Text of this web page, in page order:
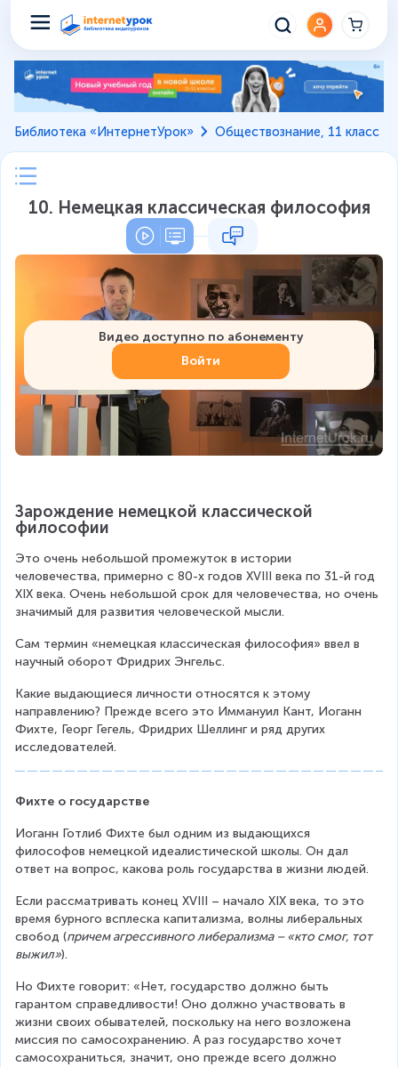
Библиотека «ИнтернетУрок» Обществознание, 11 класс
10. Немецкая классическая философия
Видео доступно по абонементу
Войти
Зарождение немецкой классической
философии
Это очень небольшой промежуток в истории
человечества, примерно с 80-х годов XVIII века по 31-й год
XIX века. Очень небольшой срок для человечества, но очень
значимый для развития человеческой мысли.
Сам термин «немецкая классическая философия» ввел в
научный оборот Фридрих Энгельс.
Какие выдающиеся личности относятся к этому
направлению? Прежде всего это Иммануил Кант, Иоганн
Фихте, Георг Гегель, Фридрих Шеллинг и ряд других
исследователей.
Фихте о государстве
Иоганн Готлиб Фихте был одним из выдающихся
философов немецкой идеалистической школы. Он дал
ответ на вопрос, какова роль государства в жизни людей.
Если рассматривать конец XVIII – начало XIX века, то это
время бурного всплеска капитализма, волны либеральных
свобод (причем агрессивного либерализма – «кто смог, тот
выжил»).
Но Фихте говорит: «Нет, государство должно быть
гарантом справедливости! Оно должно участвовать в
жизни своих обывателей, поскольку на него возложена
миссия по самосохранению. А раз государство хочет
самосохраниться, значит, оно прежде всего должно